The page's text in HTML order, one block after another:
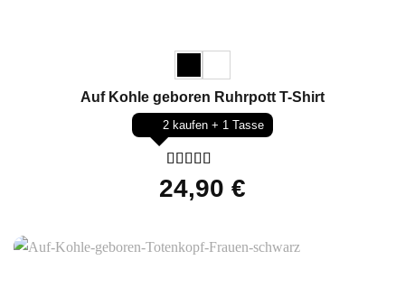
Auf Kohle geboren Ruhrpott T-Shirt
2 kaufen + 1 Tasse
Bewertet
mit5von 5
24,90 €